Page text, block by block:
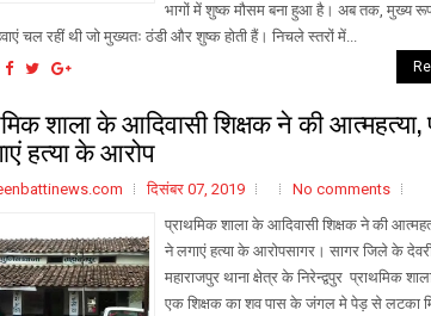
भागों में शुष्क मौसम बना हुआ है। अब तक, मुख्य
चल रहीं थी जो मुख्यतः ठंडी और शुष्क होती हैं। निचले स्तरों में...
शाला के आदिवासी शिक्षक ने की आत्महत्या,
हत्या के आरोप
दिसंबर 07, 2019
No comments
प्राथमिक शाला के आदिवासी शिक्षक ने की
ने लगाएं हत्या के आरोपसागर। सागर जिले के
महाराजपुर थाना क्षेत्र के निरेन्द्वपुर प्राथमिक
एक शिक्षक का शव पास के जंगल मे पेड़ से लटका